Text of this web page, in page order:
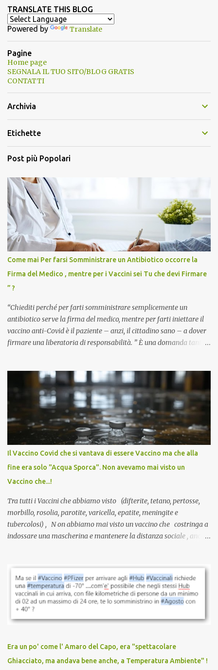
TRANSLATE THIS BLOG
Powered by Translate
Pagine
Home page
SEGNALA IL TUO SITO/BLOG GRATIS
CONTATTI
Archivia
Etichette
Post più Popolari
Come mai Per farsi Somministrare un Antibiotico occorre la
Firma del Medico , mentre per i Vaccini sei Tu che devi Firmare
” ?
“Chiediti perché per farti somministrare semplicemente un
antibiotico serve la firma del medico, mentre per farti iniettare il
vaccino anti-Covid è il paziente – anzi, il cittadino sano – a dover
firmare una liberatoria di responsabilità. ” È una domanda tanto
pandemia. Un interrogativo che dovrebbe scuotere chiunque abbia
ancora il coraggio di pensare con la propria testa. Per il vaccino
anti-Covid, un pro-farmaco, con autorizzazione condizionata,
sviluppato in tempi record, con tecnologie mai utilizzate prima su
larga scala, ancora oggetto di studio e di discussione
internazionale serve solo una firma. La tua. Lo si somministra
anche a persone sane, giovani, senza fattori di rischio, spesso già
serve una prescrizione. Non c’è diagnosi. Non c’è presa in carico.
L’unico atto richiesto è una fi...
Il Vaccino Covid che si vantava di essere Vaccino ma che alla
fine era solo "Acqua Sporca". Non avevamo mai visto un
Vaccino che...!
Tra tutti i Vaccini che abbiamo visto (difterite, tetano, pertosse,
morbillo, rosolia, parotite, varicella, epatite, meningite e
tubercolosi) , N on abbiamo mai visto un vaccino che costringa a
indossare una mascherina e mantenere la distanza sociale , anche
vaccinazione. Non avevamo mai sentito parlare di ricompense,
sconti, incentivi per vaccinarsi. Non avevamo mai visto
discriminazioni per coloro che non l’hanno fatto. Se non sei stato
vaccinato, nessuno aveva prima cercato di farti sentire una
persona cattiva. Non avevamo mai visto un vaccino che minacci le
vaccino usato per minacciare i mezzi di sussistenza, il lavoro o la
scuola. Non avevamo mai visto un vaccino che permettesse a un
dodicenne di ignorare il consenso dei genitori. Dopo tutti i vaccini
Era un po' come l' Amaro del Capo, era "spettacolare
Ghiacciato, ma andava bene anche, a Temperatura Ambiente" !